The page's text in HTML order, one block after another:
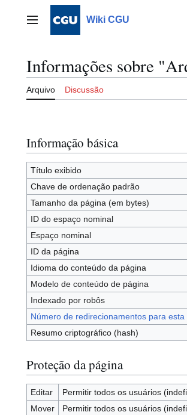
Menu principalWiki CGU
Informações sobre
Arquivo Discussão
Informação básica
Título exibido
Chave de ordenação padrão
Tamanho da página (em bytes)
ID do espaço nominal
Espaço nominal
ID da página
Idioma do conteúdo da página
Modelo de conteúdo de página
Indexado por robôs
Número de redirecionamentos para esta
Resumo criptográfico (hash)
Proteção da página
Editar
Permitir todos os usuários
Mover
Permitir todos os usuários